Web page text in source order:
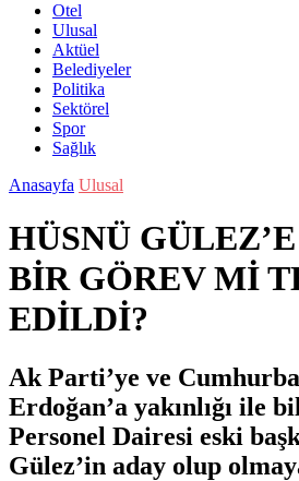
Otel
Ulusal
Aktüel
Belediyeler
Politika
Sektörel
Spor
Sağlık
Anasayfa Ulusal
HÜSNÜ
BİR GÖREV Mİ
EDİLDİ?
Ak Parti’ye ve
Erdoğan’a yakınlığı ile
Personel Dairesi eski
Gülez’in aday olup